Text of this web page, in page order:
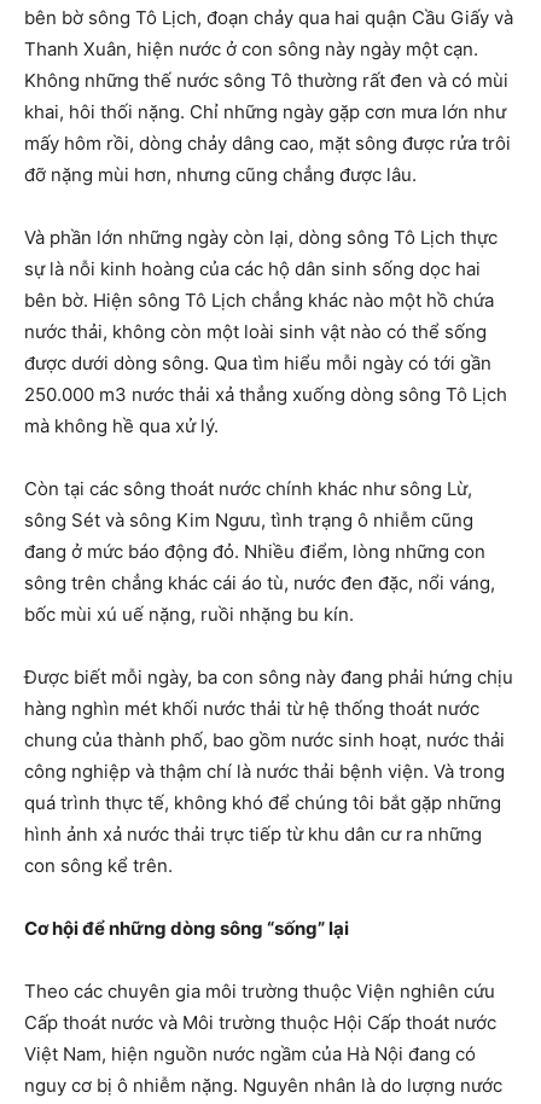
bên bờ sông Tô Lịch, đoạn chảy qua hai quận Cầu Giấy và
Thanh Xuân, hiện nước ở con sông này ngày một cạn.
Không những thế nước sông Tô thường rất đen và có mùi
khai, hôi thối nặng. Chỉ những ngày gặp cơn mưa lớn như
mấy hôm rồi, dòng chảy dâng cao, mặt sông được rửa trôi
đỡ nặng mùi hơn, nhưng cũng chẳng được lâu.
Và phần lớn những ngày còn lại, dòng sông Tô Lịch thực
sự là nỗi kinh hoàng của các hộ dân sinh sống dọc hai
bên bờ. Hiện sông Tô Lịch chẳng khác nào một hồ chứa
nước thải, không còn một loài sinh vật nào có thể sống
được dưới dòng sông. Qua tìm hiểu mỗi ngày có tới gần
250.000 m3 nước thải xả thẳng xuống dòng sông Tô Lịch
mà không hề qua xử lý.
Còn tại các sông thoát nước chính khác như sông Lừ,
sông Sét và sông Kim Ngưu, tình trạng ô nhiễm cũng
đang ở mức báo động đỏ. Nhiều điểm, lòng những con
sông trên chẳng khác cái áo tù, nước đen đặc, nổi váng,
bốc mùi xú uế nặng, ruồi nhặng bu kín.
Được biết mỗi ngày, ba con sông này đang phải hứng chịu
hàng nghìn mét khối nước thải từ hệ thống thoát nước
chung của thành phố, bao gồm nước sinh hoạt, nước thải
công nghiệp và thậm chí là nước thải bệnh viện. Và trong
quá trình thực tế, không khó để chúng tôi bắt gặp những
hình ảnh xả nước thải trực tiếp từ khu dân cư ra những
con sông kể trên.
Cơ hội để những dòng sông “sống” lại
Theo các chuyên gia môi trường thuộc Viện nghiên cứu
Cấp thoát nước và Môi trường thuộc Hội Cấp thoát nước
Việt Nam, hiện nguồn nước ngầm của Hà Nội đang có
nguy cơ bị ô nhiễm nặng. Nguyên nhân là do lượng nước